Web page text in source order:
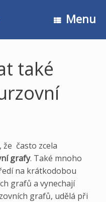
Menu
také
že často zcela
grafy. Také mnoho
na krátkodobou
grafů a vynechají
grafů, udělá při